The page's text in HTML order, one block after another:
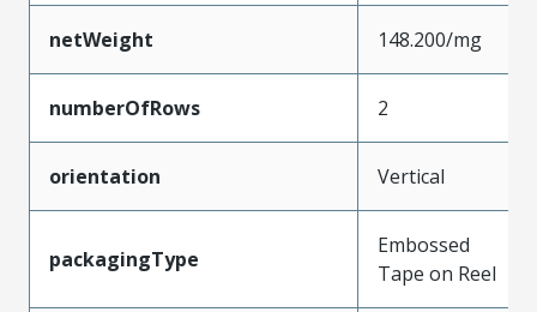
netWeight 148.200/mg
numberOfRows 2
orientation Vertical
packagingType
Embossed
Tape on Reel